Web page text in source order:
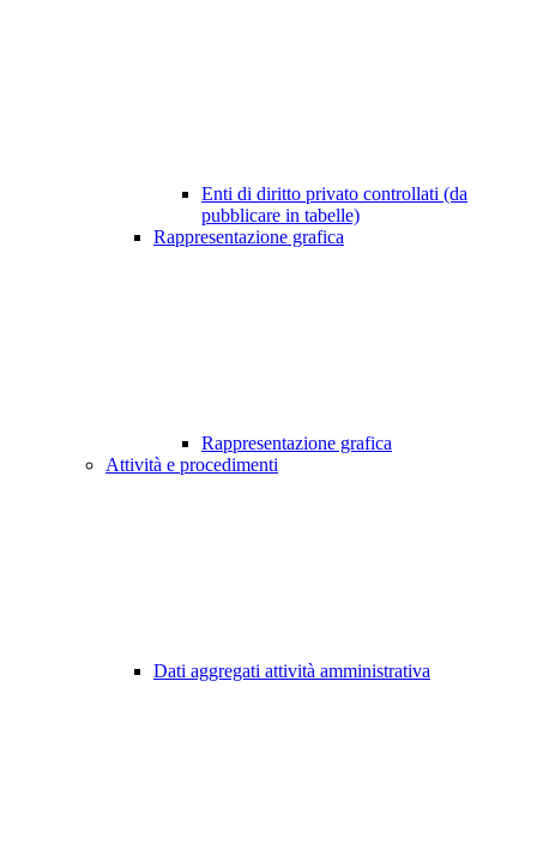
Enti di diritto privato controllati (da
pubblicare in tabelle)
Rappresentazione grafica
Rappresentazione grafica
Attività e procedimenti
Dati aggregati attività amministrativa